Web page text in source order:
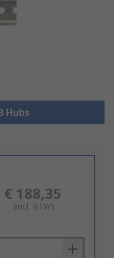
Hubs
€ 188,35
(incl. BTW)